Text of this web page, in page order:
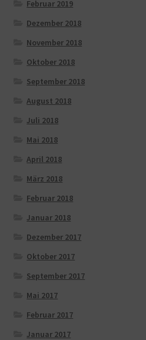
Februar 2019
Dezember 2018
November 2018
Oktober 2018
September 2018
August 2018
Juli 2018
Mai 2018
April 2018
März 2018
Februar 2018
Januar 2018
Dezember 2017
Oktober 2017
September 2017
Mai 2017
Februar 2017
Januar 2017